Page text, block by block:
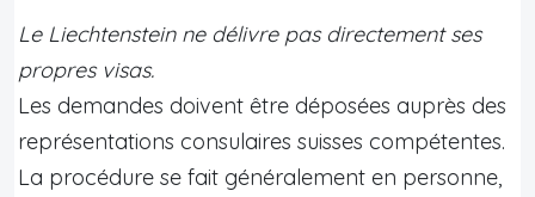
Le Liechtenstein ne délivre pas directement ses
propres visas.
Les demandes doivent être déposées auprès des
représentations consulaires suisses compétentes.
La procédure se fait généralement en personne,